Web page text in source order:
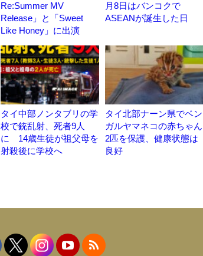
Re:Summer MV
Release」と「Sweet
Like Honey」に出演
月8日はバンコクで
ASEANが誕生した日
タイ中部ノンタブリの学
校で銃乱射、死者9人
に 14歳生徒が祖父母を
射殺後に学校へ
タイ北部ナーン県でベン
ガルヤマネコの赤ちゃん
2匹を保護、健康状態は
良好